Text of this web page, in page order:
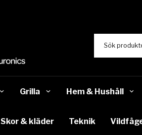
Grilla Hem & Hushåll
Skor & kläder Teknik